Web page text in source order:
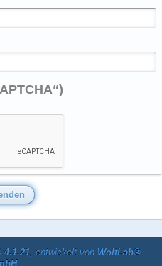
, entwickelt von WoltLab®